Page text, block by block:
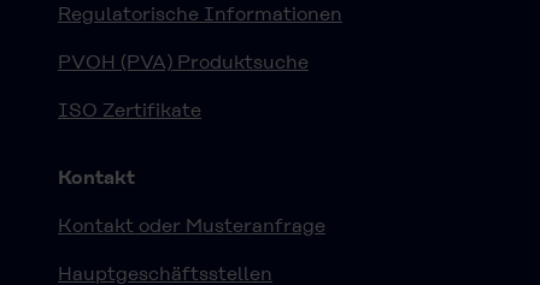
Regulatorische Informationen
PVOH (PVA) Produktsuche
ISO Zertifikate
Kontakt
Kontakt oder Musteranfrage
Hauptgeschäftsstellen